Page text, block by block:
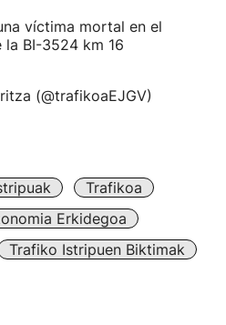
víctima mortal en el
BI-3524 km 16
(@trafikoaEJGV)
Trafikoa
Erkidegoa
Trafiko Istripuen Biktimak